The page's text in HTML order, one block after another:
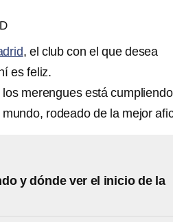
, el club con el que desea
es feliz.
merengues está
rodeado de la mejor
y dónde ver el inicio de la